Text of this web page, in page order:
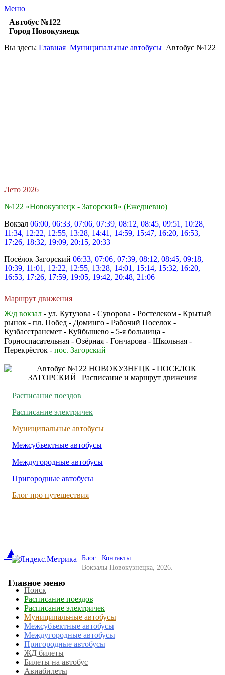
Меню
Автобус №122
Город Новокузнецк
Вы здесь: Главная Муниципальные автобусы Автобус №122
Лето 2026
№122 «Новокузнецк - Загорский» (Ежедневно)
Вокзал 06:00, 06:33, 07:06, 07:39, 08:12, 08:45, 09:51, 10:28,
11:34, 12:22, 12:55, 13:28, 14:41, 14:59, 15:47, 16:20, 16:53,
17:26, 18:32, 19:09, 20:15, 20:33
Посёлок Загорский 06:33, 07:06, 07:39, 08:12, 08:45, 09:18,
10:39, 11:01, 12:22, 12:55, 13:28, 14:01, 15:14, 15:32, 16:20,
16:53, 17:26, 17:59, 19:05, 19:42, 20:48, 21:06
Маршрут движения
Ж/д вокзал - ул. Кутузова - Суворова - Ростелеком - Крытый
рынок - пл. Побед - Доминго - Рабочий Поселок -
Кузбасстрансмет - Куйбышево - 5-я больница -
Горноспасательная - Озёрная - Гончарова - Школьная -
Перекрёсток - пос. Загорский
Расписание поездов
Расписание электричек
Муниципальные автобусы
Межсубъектные автобусы
Междугородные автобусы
Пригородные автобусы
Блог про путешествия
▲ Блог
Контакты
Вокзалы Новокузнецка, 2026.
Главное меню
Поиск
Расписание поездов
Расписание электричек
Муниципальные автобусы
Межсубъектные автобусы
Междугородные автобусы
Пригородные автобусы
ЖД билеты
Билеты на автобус
Авиабилеты